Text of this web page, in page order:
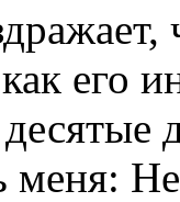
его
меня: